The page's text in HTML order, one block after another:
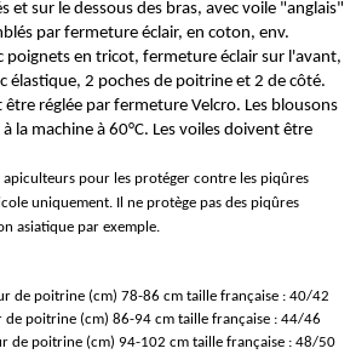
et sur le dessous des bras, avec voile "anglais"
par fermeture éclair, en coton, env.
poignets en tricot, fermeture éclair sur l'avant,
élastique, 2 poches de poitrine et 2 de côté.
être réglée par fermeture Velcro. Les blousons
la machine à 60°C. Les voiles doivent être
apiculteurs pour les protéger contre les piqûres
uniquement. Il ne protège pas des piqûres
asiatique par exemple.
de poitrine (cm) 78-86 cm taille française : 40/42
de poitrine (cm) 86-94 cm taille française : 44/46
de poitrine (cm) 94-102 cm taille française : 48/50